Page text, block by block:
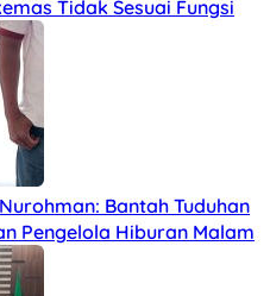
Tidak Sesuai Fungsi
Bantah Tuduhan
Pengelola Hiburan Malam